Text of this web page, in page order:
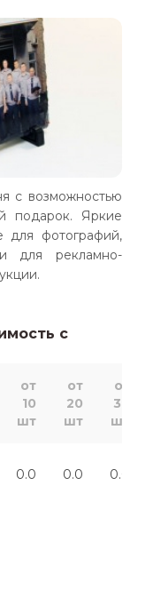
с возможностью
подарок. Яркие
для фотографий,
для рекламно-
с
от
10
шт
от
20
шт
от
30
шт
0.0 0.0 0.0